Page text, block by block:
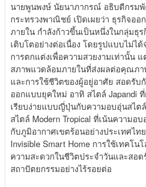
นายพูนพงษ์ นัยนาภากรณ์ อธิบดีกรม
กระทรวงพาณิชย์ เปิดเผยว่า ธุรกิจอ
ภายใน กำลังก้าวขึ้นเป็นหนึ่งในกลุ่มธุ
เติบโตอย่างต่อเนื่อง โดยรูปแบบไม่ไ
การตกแต่งเพื่อความสวยงามเท่านั้น
สภาพแวดล้อมภายในที่ส่งผลต่อคุณภ
และการใช้ชีวิตของผู้อยู่อาศัย สอดรับ
ออกแบบยุคใหม่ อาทิ สไตล์ Japandi
เรียบง่ายแบบญี่ปุ่นกับความอบอุ่นสไต
สไตล์ Modern Tropical ที่เน้นความอ
กับภูมิอากาศเขตร้อนอย่างประเทศไท
Invisible Smart Home การใช้เทคโน
ความสะดวกในชีวิตประจำวันและสอ
สถาปัตยกรรมอย่างไร้รอยต่อ